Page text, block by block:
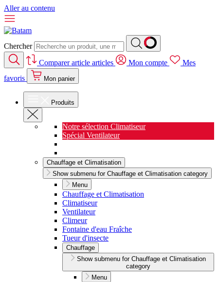
Aller au contenu
Chercher
Comparerarticle articles Mon compte
Mes
favoris
Mon panier
Produits
Notre sélection Climatiseur
Spécial Ventilateur
Chauffage et Climatisation
Show submenu for Chauffage et Climatisation category
Menu
Chauffage et Climatisation
Climatiseur
Ventilateur
Climeur
Fontaine d'eau Fraîche
Tueur d'insecte
Chauffage
Show submenu for Chauffage et Climatisation
category
Menu